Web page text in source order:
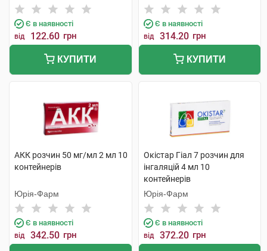
Є в наявності
від 122.60 грн
КУПИТИ
Є в наявності
від 314.20 грн
КУПИТИ
АКК розчин 50 мг/мл 2 мл 10
контейнерів
Юрія-Фарм
Є в наявності
від 342.50 грн
Окістар Гіал 7 розчин для
інгаляцій 4 мл 10
контейнерів
Юрія-Фарм
Є в наявності
від 372.20 грн